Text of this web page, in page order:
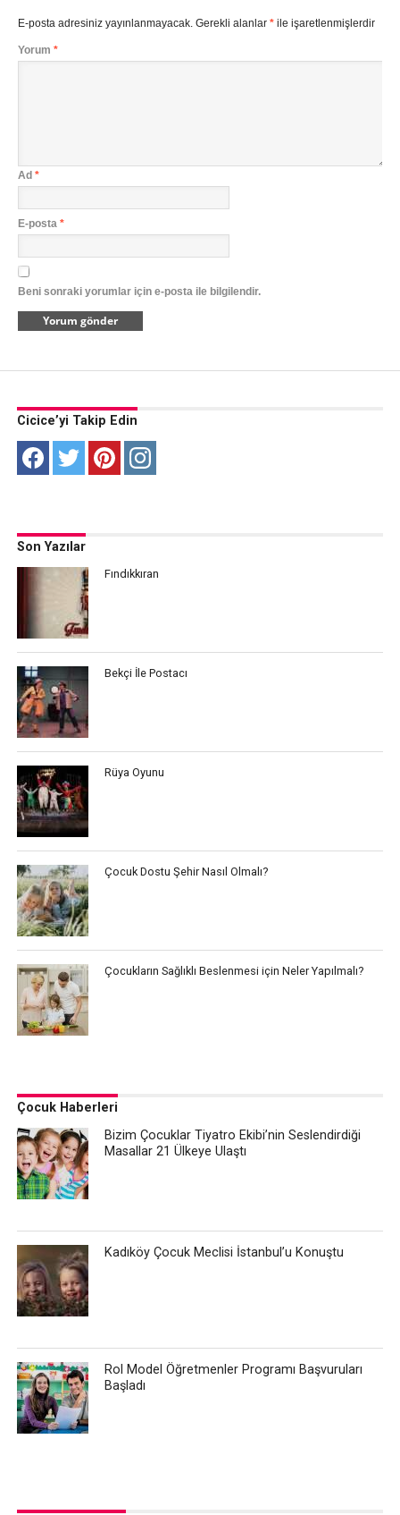
E-posta adresiniz yayınlanmayacak. Gerekli alanlar *ile işaretlenmişlerdir
Yorum *
Ad *
E-posta *
Beni sonraki yorumlar için e-posta ile bilgilendir.
Cicice’yi Takip Edin
Son Yazılar
Fındıkkıran
Bekçi İle Postacı
Rüya Oyunu
Çocuk Dostu Şehir Nasıl Olmalı?
Çocukların Sağlıklı Beslenmesi için Neler Yapılmalı?
Çocuk Haberleri
Bizim Çocuklar Tiyatro Ekibi’nin Seslendirdiği
Masallar 21 Ülkeye Ulaştı
Kadıköy Çocuk Meclisi İstanbul’u Konuştu
Rol Model Öğretmenler Programı Başvuruları
Başladı